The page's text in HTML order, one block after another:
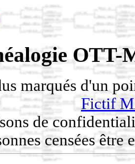
OTT-
marqués d'un
Fictif
de
censées